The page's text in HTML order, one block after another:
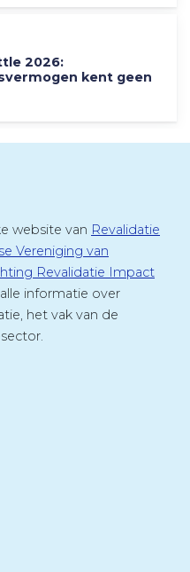
2026:
kent geen
website van Revalidatie
Vereniging van
Revalidatie Impact
informatie over
het vak van de